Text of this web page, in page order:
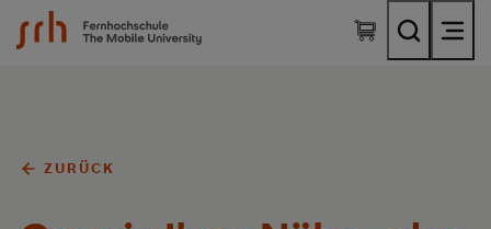
SRH Fernhochschule - The Mobile University
ZURÜCK